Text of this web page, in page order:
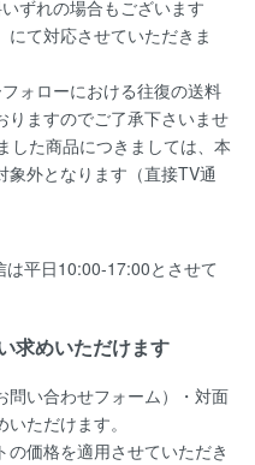
ずれの場合もございます
にて対応させていただきま
ォローにおける往復の送料
りますのでご了承下さいませ
した商品につきましては、本
外となります（直接TV通
は平日10:00-17:00とさせて
求めいただけます
問い合わせフォーム）・対面
ただけます。
の価格を適用させていただき